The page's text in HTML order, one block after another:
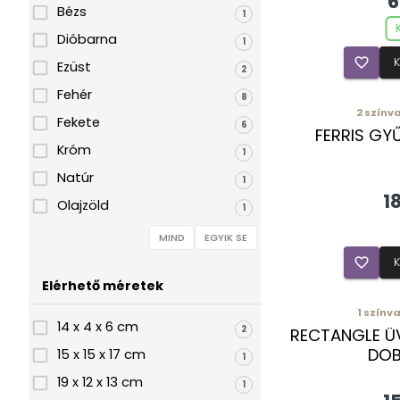
Bézs 1
Dióbarna 1
Ezüst 2
Fehér 8
Fekete 6
Króm 1
Natúr 1
Olajzöld 1
2
Szürke
MIND EGYIK SE
Elérhető méretek
14 x 4 x 6 cm 2
15 x 15 x 17 cm 1
19 x 12 x 13 cm 1
favorite_border
2
FERRIS
favorite_border
1
RECTANGLE